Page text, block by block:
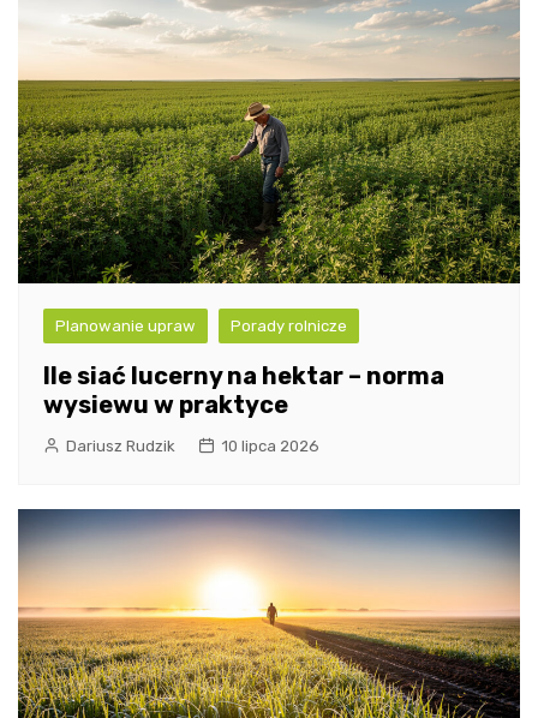
Planowanie upraw Porady rolnicze
Ile siać lucerny na hektar – norma
wysiewu w praktyce
Dariusz Rudzik 10 lipca 2026